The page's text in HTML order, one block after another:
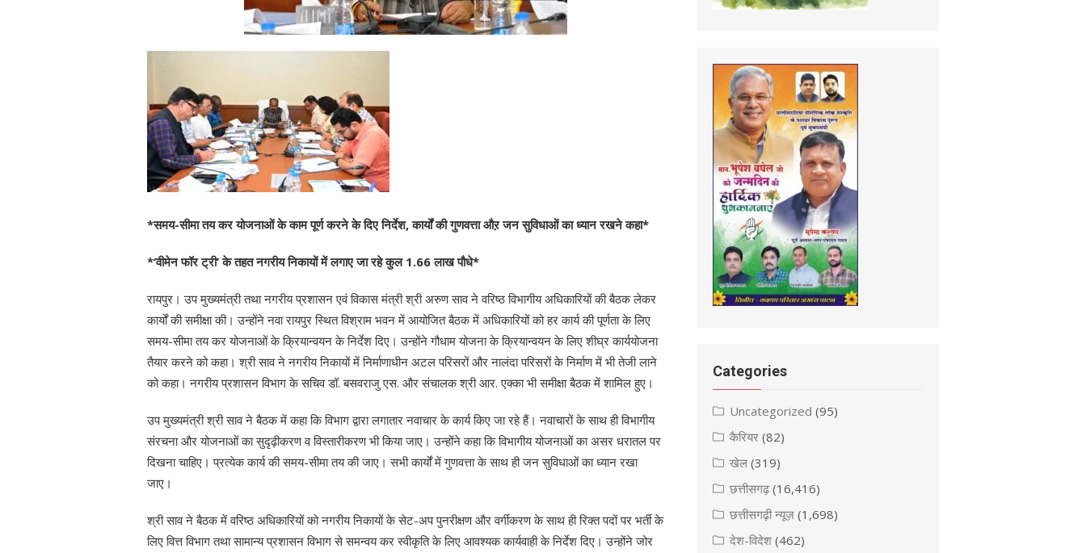
*समय-सीमा तय कर योजनाओं के काम पूर्ण करने के दिए निर्देश, कार्यों की गुणवत्ता औऱ जन सुविधाओं का ध्यान रखने कहा*
*‘वीमेन फॉर ट्री’ के तहत नगरीय निकायों में लगाए जा रहे कुल 1.66 लाख पौधे*
रायपुर। उप मुख्यमंत्री तथा नगरीय प्रशासन एवं विकास मंत्री श्री अरुण साव ने वरिष्ठ विभागीय अधिकारियों की बैठक लेकर
कार्यों की समीक्षा की। उन्होंने नवा रायपुर स्थित विश्राम भवन में आयोजित बैठक में अधिकारियों को हर कार्य की पूर्णता के लिए
समय-सीमा तय कर योजनाओं के क्रियान्वयन के निर्देश दिए। उन्होंने गौधाम योजना के क्रियान्वयन के लिए शीघ्र कार्ययोजना
तैयार करने को कहा। श्री साव ने नगरीय निकायों में निर्माणाधीन अटल परिसरों और नालंदा परिसरों के निर्माण में भी तेजी लाने
को कहा। नगरीय प्रशासन विभाग के सचिव डॉ. बसवराजु एस. और संचालक श्री आर. एक्का भी समीक्षा बैठक में शामिल हुए।
उप मुख्यमंत्री श्री साव ने बैठक में कहा कि विभाग द्वारा लगातार नवाचार के कार्य किए जा रहे हैं। नवाचारों के साथ ही विभागीय
संरचना और योजनाओं का सुदृढ़ीकरण व विस्तारीकरण भी किया जाए। उन्होंने कहा कि विभागीय योजनाओं का असर धरातल पर
दिखना चाहिए। प्रत्येक कार्य की समय-सीमा तय की जाए। सभी कार्यों में गुणवत्ता के साथ ही जन सुविधाओं का ध्यान रखा
जाए।
श्री साव ने बैठक में वरिष्ठ अधिकारियों को नगरीय निकायों के सेट-अप पुनरीक्षण और वर्गीकरण के साथ ही रिक्त पदों पर भर्ती के
लिए वित्त विभाग तथा सामान्य प्रशासन विभाग से समन्वय कर स्वीकृति के लिए आवश्यक कार्यवाही के निर्देश दिए। उन्होंने जोर
Categories
Uncategorized (95)
कैरियर (82)
खेल (319)
छत्तीसगढ़(16,416)
छत्तीसगढ़ी न्यूज़ (1,698)
देश-विदेश (462)